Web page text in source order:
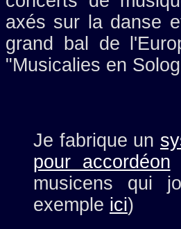
axés sur la danse
grand bal de
"Musicalies en
Je fabrique un
pour accordéon
musicens qui
exemple ici)